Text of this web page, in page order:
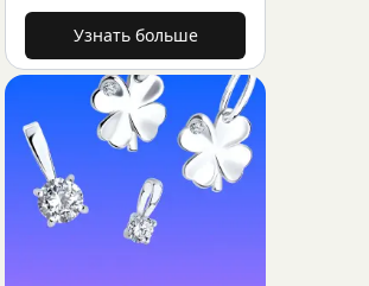
Узнать больше